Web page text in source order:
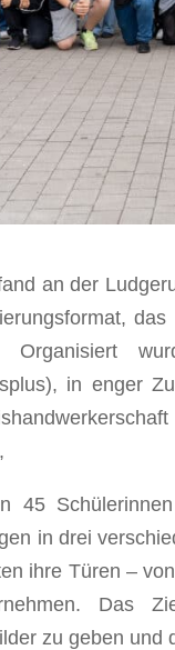
an der
Organisiert
in enger
45
in drei
ihre Türen –
Das
zu geben